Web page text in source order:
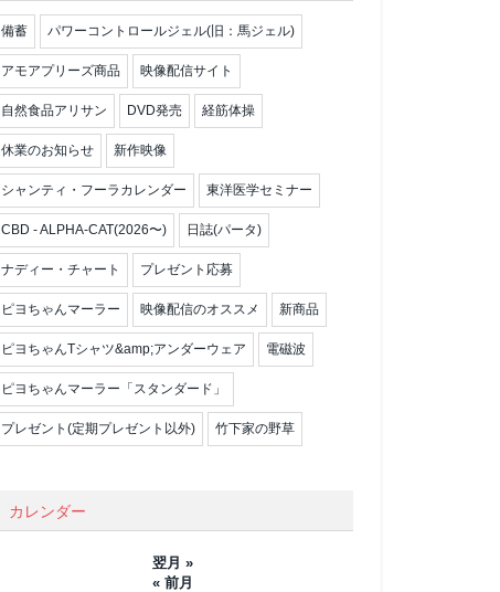
備蓄 パワーコントロールジェル(旧：馬ジェル)
アモアプリーズ商品 映像配信サイト
自然食品アリサン DVD発売 経筋体操
休業のお知らせ 新作映像
シャンティ・フーラカレンダー 東洋医学セミナー
CBD - ALPHA-CAT(2026〜) 日誌(パータ)
ナディー・チャート プレゼント応募
ピヨちゃんマーラー 映像配信のオススメ 新商品
ピヨちゃんTシャツ&amp;アンダーウェア 電磁波
ピヨちゃんマーラー「スタンダード」
プレゼント(定期プレゼント以外) 竹下家の野草
カレンダー
翌月 »
« 前月